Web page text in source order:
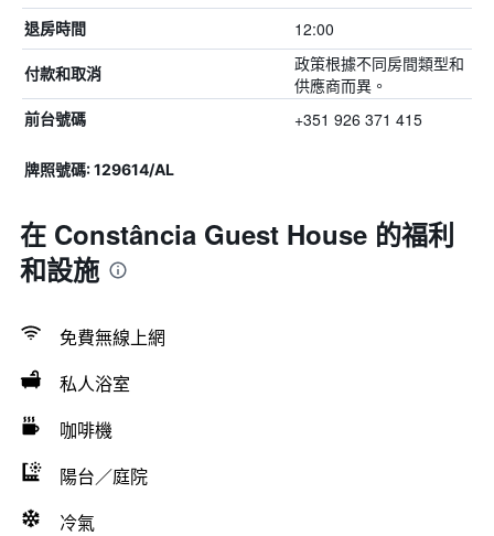
退房時間 12:00
付款和取消
政策根據不同房間類型和
供應商而異。
前台號碼 +351 926 371 415
牌照號碼: 129614/AL
在 Constância Guest House 的福利
和設施
免費無線上網
私人浴室
咖啡機
陽台／庭院
冷氣